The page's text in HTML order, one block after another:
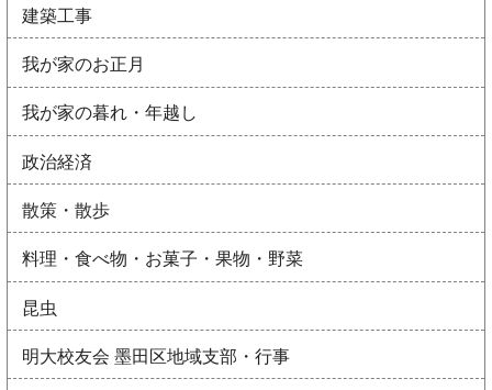
建築工事
我が家のお正月
我が家の暮れ・年越し
政治経済
散策・散歩
料理・食べ物・お菓子・果物・野菜
昆虫
明大校友会 墨田区地域支部・行事